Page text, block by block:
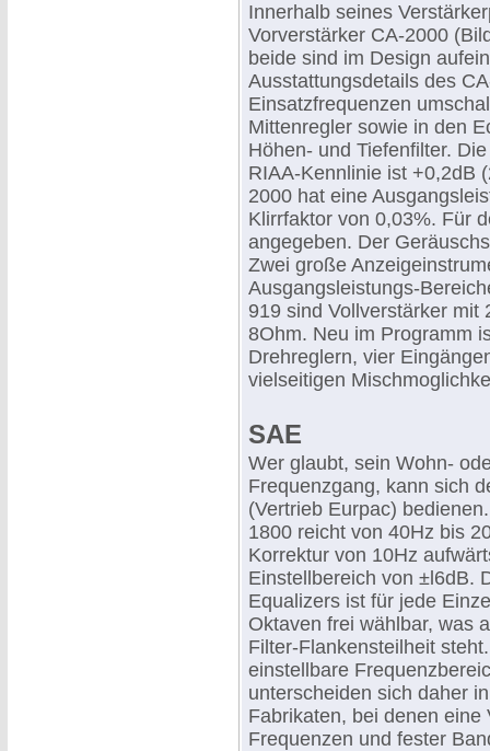
Innerhalb seines
Vorverstärker CA-2000
beide sind im Design
Ausstattungsdetails des
Einsatzfrequenzen
Mittenregler sowie in den
Höhen- und Tiefenfilter.
RIAA-Kennlinie ist +0,2dB
2000 hat eine
Klirrfaktor von 0,03%. Für
angegeben. Der
Zwei große
Ausgangsleistungs-
919 sind Vollverstärker mit
8Ohm. Neu im Programm
Drehreglern, vier
vielseitigen
SAE
Wer glaubt, sein Wohn-
Frequenzgang, kann sich
(Vertrieb Eurpac)
1800 reicht von 40Hz bis
Korrektur von 10Hz
Einstellbereich von ±l6dB.
Equalizers ist für jede
Oktaven frei wählbar, was
Filter-Flankensteilheit
einstellbare
unterscheiden sich daher
Fabrikaten, bei denen
Frequenzen und fester